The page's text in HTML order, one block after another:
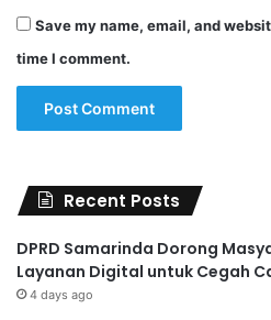
Save my name, email, and
time I comment.
Recent Posts
DPRD Samarinda Dorong
Layanan Digital untuk Cegah
4 days ago